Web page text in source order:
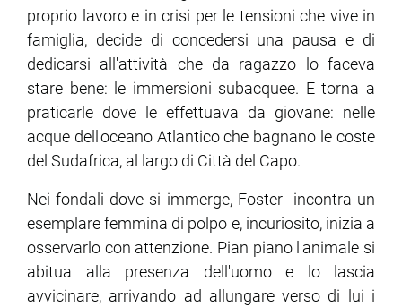
proprio lavoro e in crisi per le tensioni che vive in
famiglia, decide di concedersi una pausa e di
dedicarsi all'attività che da ragazzo lo faceva
stare bene: le immersioni subacquee. E torna a
praticarle dove le effettuava da giovane: nelle
acque dell'oceano Atlantico che bagnano le coste
del Sudafrica, al largo di Città del Capo.
Nei fondali dove si immerge, Foster incontra un
esemplare femmina di polpo e, incuriosito, inizia a
osservarlo con attenzione. Pian piano l'animale si
abitua alla presenza dell'uomo e lo lascia
avvicinare, arrivando ad allungare verso di lui i